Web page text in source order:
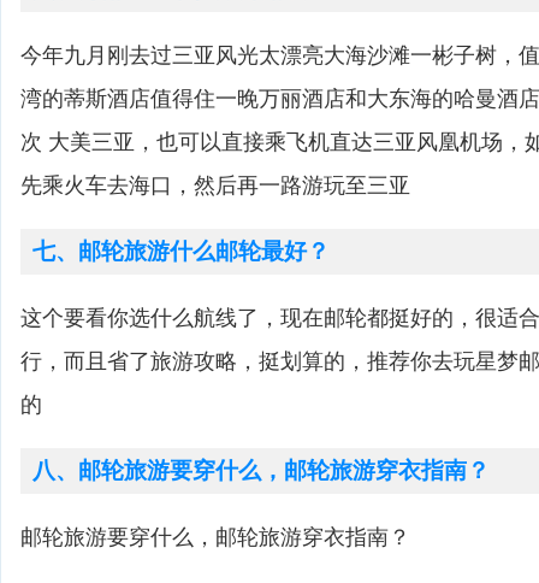
今年九月刚去过三亚风光太漂亮大海沙滩一彬子树，
湾的蒂斯酒店值得住一晚万丽酒店和大东海的哈曼酒
次 大美三亚，也可以直接乘飞机直达三亚风凰机场，
先乘火车去海口，然后再一路游玩至三亚
七、邮轮旅游什么邮轮最好？
这个要看你选什么航线了，现在邮轮都挺好的，很适
行，而且省了旅游攻略，挺划算的，推荐你去玩星梦
的
八、邮轮旅游要穿什么，邮轮旅游穿衣指南？
邮轮旅游要穿什么，邮轮旅游穿衣指南？